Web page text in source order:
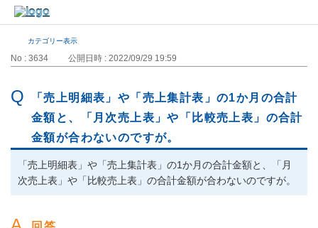
カテゴリー表示
No : 3634 公開日時 : 2022/09/29 19:59
「売上明細表」や「売上集計表」の1か月の合計
金額と、「月次売上表」や「比較売上表」の合計
金額が合わないのですが。
「売上明細表」や「売上集計表」の1か月の合計金額と、「月
次売上表」や「比較売上表」の合計金額が合わないのですが。